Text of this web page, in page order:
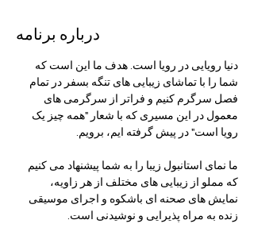
درباره برنامه
دنیا رویایی در رویا است. هدف ما این است که
شما را با تماشای زیبایی های تنگه بسفر در تمام
فصل سرگرم کنیم و فراتر از سرگرمی های
معمول در این مسیری که با شعار "همه چیز یک
رویا است" در پیش گرفته ایم، برویم.
ما نمای استانبول زیبا را به شما پیشنهاد می کنیم
که مملو از زیبایی های مختلف از هر زاویه،
نمایش های صحنه ای باشکوه و اجرای موسیقی
زنده به مراه پذیرایی و نوشیدنی است.